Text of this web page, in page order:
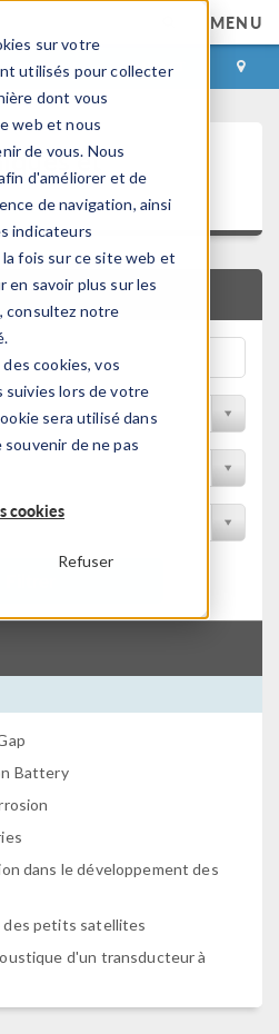
sur votre
utilisés pour collecter
dont vous
web et nous
de vous. Nous
d'améliorer et de
de navigation, ainsi
indicateurs
fois sur ce site web et
en savoir plus sur les
consultez notre
cookies, vos
suivies lors de votre
sera utilisé dans
de ne pas
cookies
Refuser
MENU
CONTACT
et
Battery
dans le développement des
petits satellites
d'un transducteur à